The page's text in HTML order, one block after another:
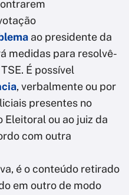
ao presidente da
medidas para resolvê-
É possível
, verbalmente ou por
presentes no
Eleitoral ou ao juiz da
com outra
é o conteúdo retirado
em outro de modo